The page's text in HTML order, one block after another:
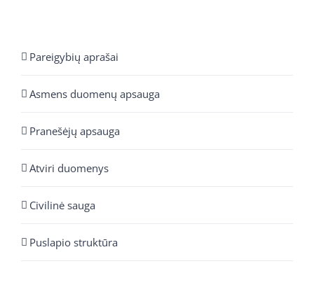
Pareigybių aprašai
Asmens duomenų apsauga
Pranešėjų apsauga
Atviri duomenys
Civilinė sauga
Puslapio struktūra